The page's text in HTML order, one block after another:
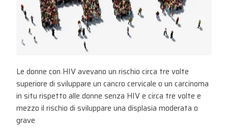
Le donne con HIV avevano un rischio circa tre volte
superiore di sviluppare un cancro cervicale o un carcinoma
in situ rispetto alle donne senza HIV e circa tre volte e
mezzo il rischio di sviluppare una displasia moderata o
grave